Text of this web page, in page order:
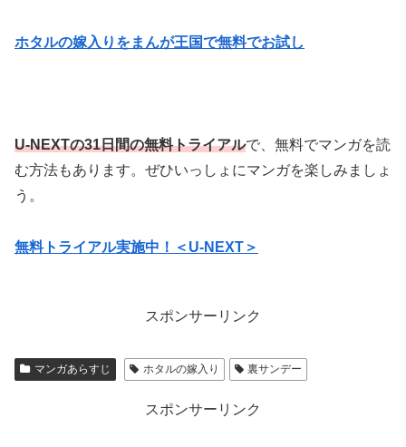
ホタルの嫁入りをまんが王国で無料でお試し
U-NEXTの31日間の無料トライアルで、無料でマンガを読
む方法もあります。ぜひいっしょにマンガを楽しみましょ
う。
無料トライアル実施中！＜U-NEXT＞
スポンサーリンク
マンガあらすじ ホタルの嫁入り 裏サンデー
スポンサーリンク